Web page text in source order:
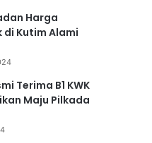
Harga
di Kutim Alami
Terima B1 KWK
Maju Pilkada